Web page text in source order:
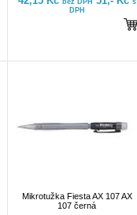
bez DPH
s
DPH
Mikrotužka Fiesta AX 107 AX
107 černá